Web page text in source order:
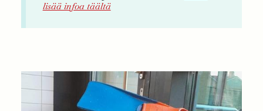
lisää infoa täältä